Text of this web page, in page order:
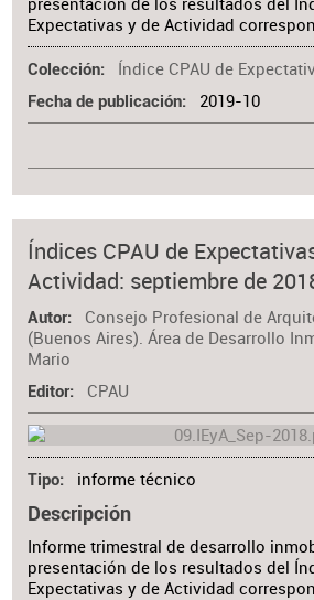
Expectativas y de Actividad
Colección Índice CPAU de
Fecha de publicación 2019-10
Índices CPAU de
Actividad: septiembre de
Autor
Consejo Profesional de
(Buenos Aires). Área de Desarrollo
Mario
Editor CPAU
Tipo informe técnico
Descripción
Informe trimestral de desarrollo
presentación de los resultados del
Expectativas y de Actividad